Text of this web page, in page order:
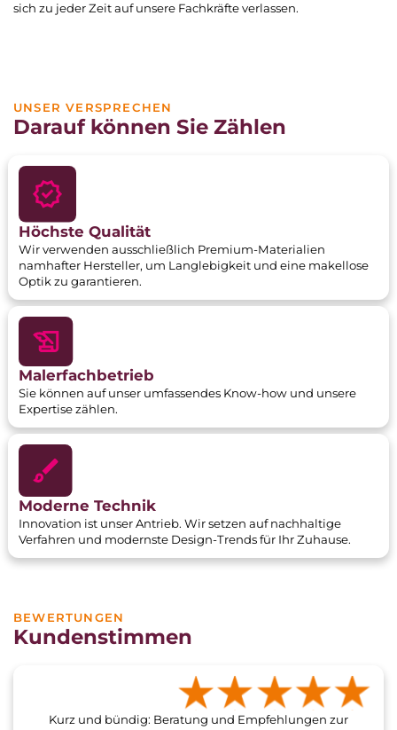
sich zu jeder Zeit auf unsere Fachkräfte verlassen.
UNSER VERSPRECHEN
Darauf können Sie Zählen
Höchste Qualität
Wir verwenden ausschließlich Premium-Materialien
namhafter Hersteller, um Langlebigkeit und eine makellose
Optik zu garantieren.
Malerfachbetrieb
Sie können auf unser umfassendes Know-how und unsere
Expertise zählen.
Moderne Technik
Innovation ist unser Antrieb. Wir setzen auf nachhaltige
Verfahren und modernste Design-Trends für Ihr Zuhause.
BEWERTUNGEN
Kundenstimmen
Kurz und bündig: Beratung und Empfehlungen zur